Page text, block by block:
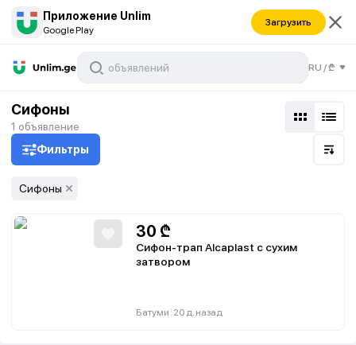
Приложение Unlim
Google Play
Загрузить
RU /₾
Сифоны
1 объявление
Фильтры
Сифоны
30 ₾
Сифон-трап Alcaplast с сухим
затвором
Батуми 20 д. назад